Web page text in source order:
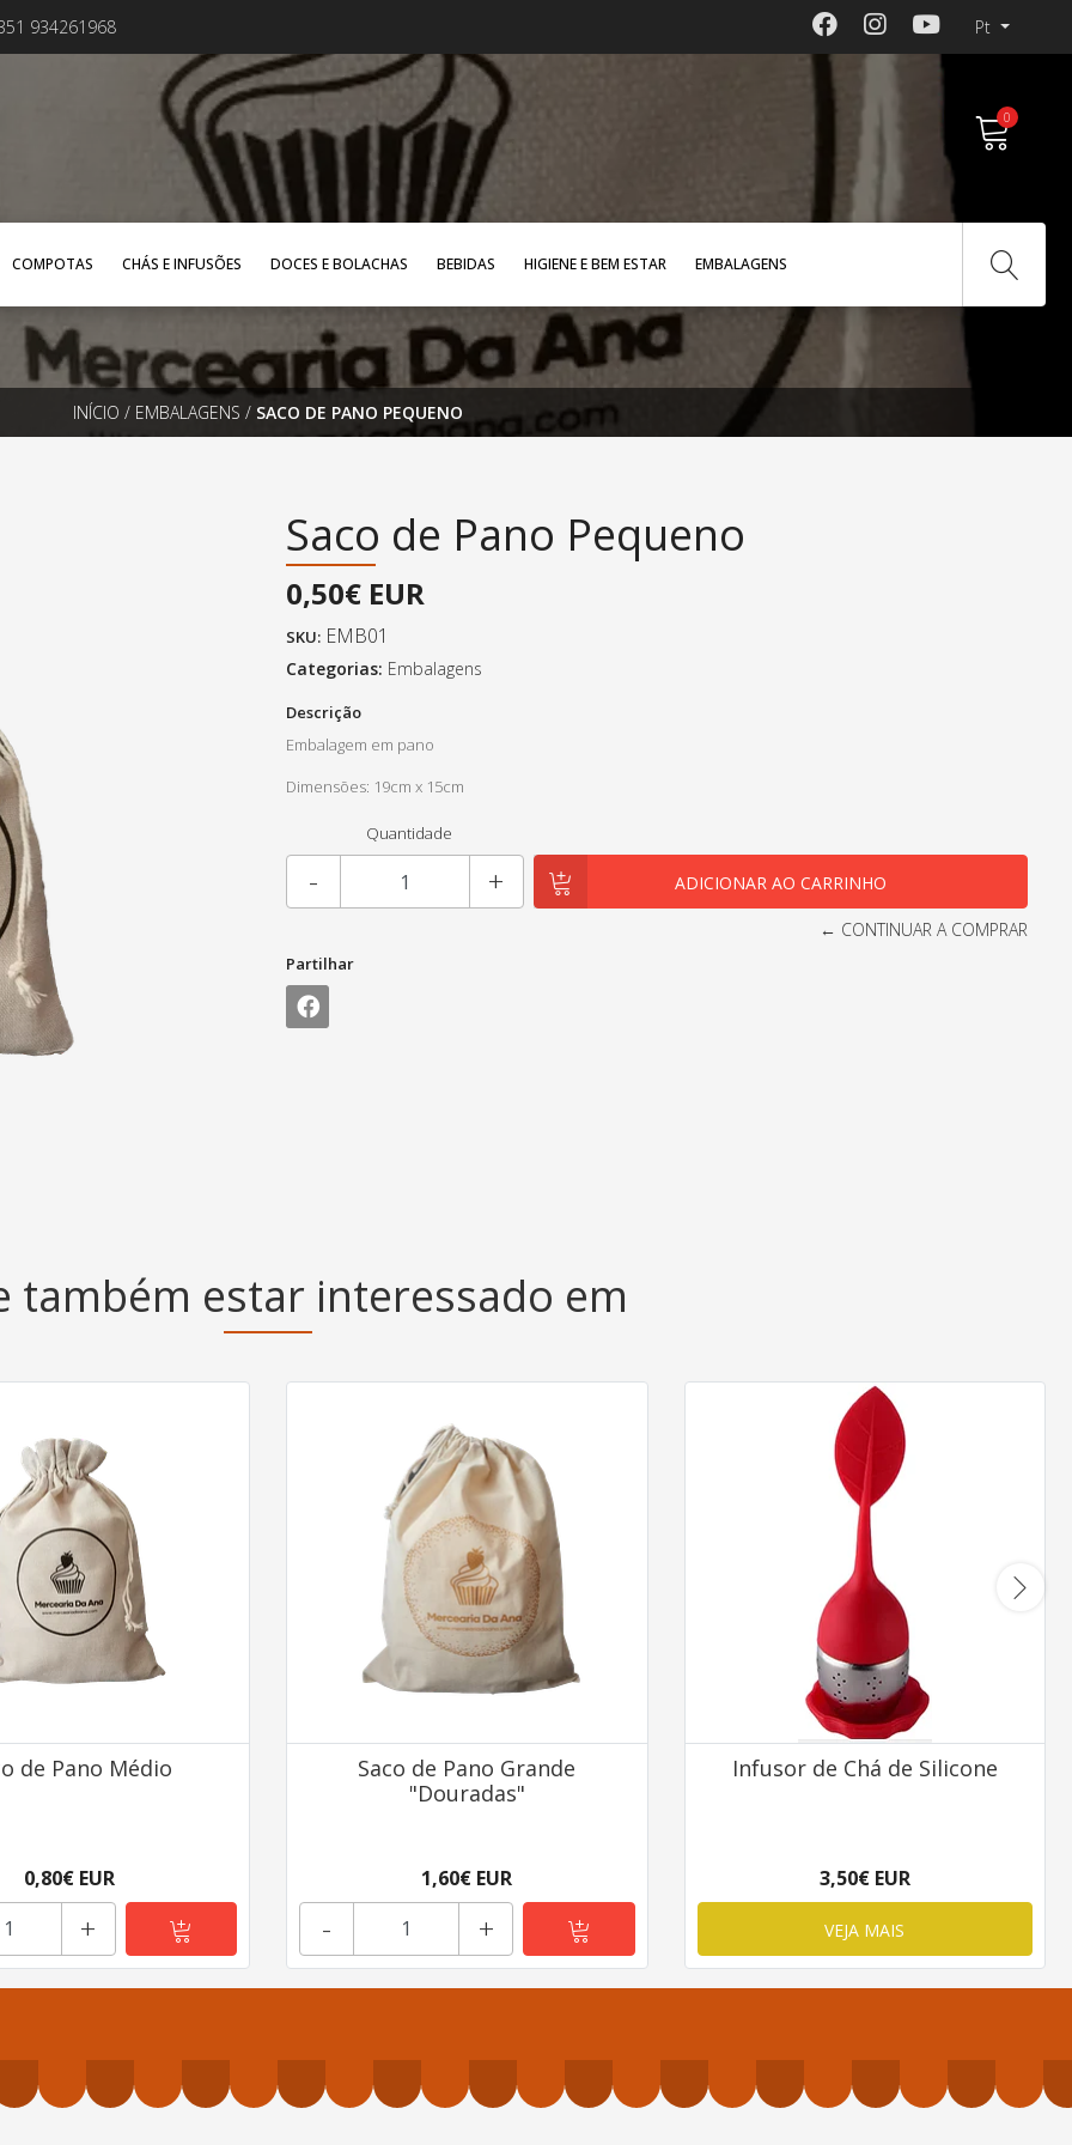
934261968 Pt
0
COMPOTAS CHÁS E INFUSÕES DOCES E BOLACHAS BEBIDAS HIGIENE E BEM ESTAR EMBALAGENS
INÍCIO / EMBALAGENS / SACO DE PANO PEQUENO
Saco de Pano Pequeno
0,50€ EUR
SKU: EMB01
Categorias: Embalagens
Descrição
Embalagem em pano
Dimensões: 19cm x 15cm
Quantidade
+
-
← CONTINUAR A COMPRAR
Partilhar
também estar interessado em
de Pano Médio
0,80€ EUR
+
Saco de Pano Grande
"Douradas"
1,60€ EUR
+
-
Infusor de Chá de Silicone
3,50€ EUR
VEJA MAIS